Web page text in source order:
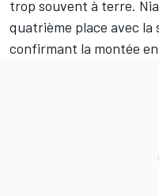
trop souvent à terre.
quatrième place avec la
confirmant la montée